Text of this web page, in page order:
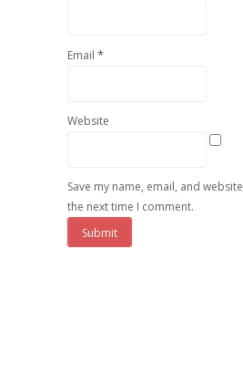
Email *
Website
Save my name, email, and
the next time I comment.